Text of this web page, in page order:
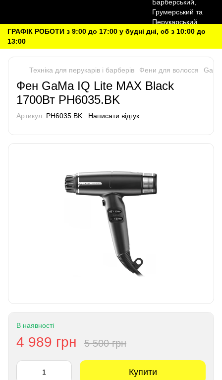
ГРАФІК РОБОТИ з 9:00 до 17:00 у будні дні, сб з 10:00 до
13:00
Техніка для перукарів і барберів Фени для волосся
Фен GaMa IQ Lite MAX Black
1700Вт PH6035.BK
Артикул: PH6035.BK Написати відгук
В наявності
4 989 грн 5 500 грн
Купити